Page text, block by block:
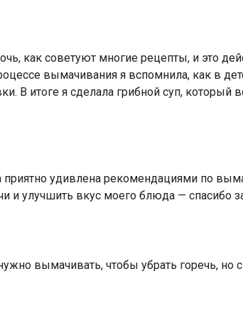
как советуют многие рецепты, и это
вымачивания я вспомнила, как в
В итоге я сделала грибной суп,
удивлена рекомендациями по
и улучшить вкус моего блюда —
вымачивать, чтобы убрать горечь,